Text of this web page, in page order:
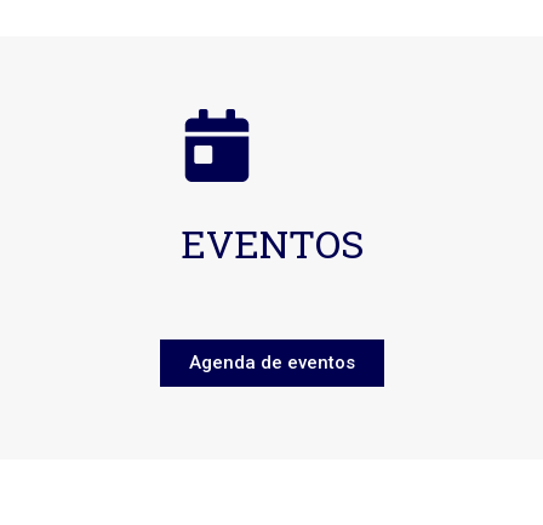
EVENTOS
Agenda de eventos